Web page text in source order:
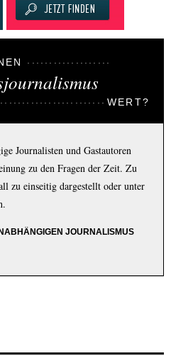
WERT?
Journalisten und Gastautoren
zu den Fragen der Zeit. Zu
zu einseitig dargestellt oder unter
JOURNALISMUS